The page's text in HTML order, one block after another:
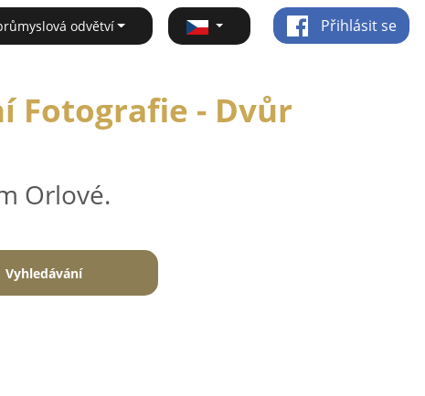
odvětví Přihlásit se
Fotografie - Dvůr
Orlové.
Vyhledávání